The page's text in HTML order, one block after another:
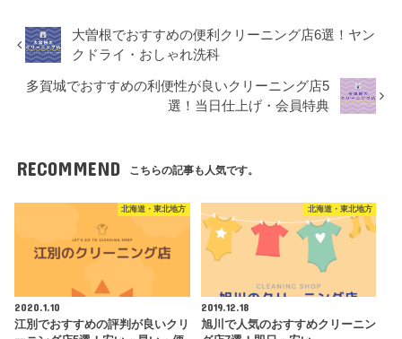
大曽根でおすすめの便利クリーニング店6選！ヤン
クドライ・おしゃれ洗科
多賀城でおすすめの利便性が良いクリーニング店5
選！当日仕上げ・会員特典
RECOMMEND こちらの記事も人気です。
北海道・東北地方
2020.1.10
江別でおすすめの評判が良いクリ
北海道・東北地方
2019.12.18
旭川で人気のおすすめクリーニン